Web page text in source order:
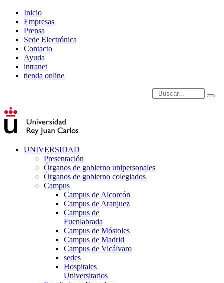
Inicio
Empresas
Prensa
Sede Electrónica
Contacto
Ayuda
intranet
tienda online
Introduce términos de
UNIVERSIDAD
Presentación
Órganos de gobierno unipersonales
Órganos de gobierno colegiados
Campus
Campus de Alcorcón
Campus de Aranjuez
Campus de
Fuenlabrada
Campus de Móstoles
Campus de Madrid
Campus de Vicálvaro
sedes
Hospitales
Universitarios